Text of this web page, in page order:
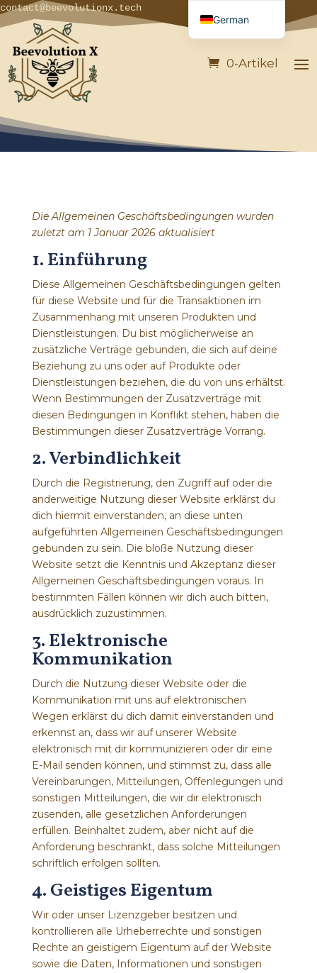
contact@beevolutionx.tech
0-Artikel
Die Allgemeinen Geschäftsbedingungen wurden
zuletzt am 1 Januar 2026 aktualisiert
1. Einführung
Diese Allgemeinen Geschäftsbedingungen gelten
für diese Website und für die Transaktionen im
Zusammenhang mit unseren Produkten und
Dienstleistungen. Du bist möglicherweise an
zusätzliche Verträge gebunden, die sich auf deine
Beziehung zu uns oder auf Produkte oder
Dienstleistungen beziehen, die du von uns erhältst.
Wenn Bestimmungen der Zusatzverträge mit
diesen Bedingungen in Konflikt stehen, haben die
Bestimmungen dieser Zusatzverträge Vorrang.
2. Verbindlichkeit
Durch die Registrierung, den Zugriff auf oder die
anderweitige Nutzung dieser Website erklärst du
dich hiermit einverstanden, an diese unten
aufgeführten Allgemeinen Geschäftsbedingungen
gebunden zu sein. Die bloße Nutzung dieser
Website setzt die Kenntnis und Akzeptanz dieser
Allgemeinen Geschäftsbedingungen voraus. In
bestimmten Fällen können wir dich auch bitten,
ausdrücklich zuzustimmen.
3. Elektronische
Kommunikation
Durch die Nutzung dieser Website oder die
Kommunikation mit uns auf elektronischen
Wegen erklärst du dich damit einverstanden und
erkennst an, dass wir auf unserer Website
elektronisch mit dir kommunizieren oder dir eine
E-Mail senden können, und stimmst zu, dass alle
Vereinbarungen, Mitteilungen, Offenlegungen und
sonstigen Mitteilungen, die wir dir elektronisch
zusenden, alle gesetzlichen Anforderungen
erfüllen. Beinhaltet zudem, aber nicht auf die
Anforderung beschränkt, dass solche Mitteilungen
schriftlich erfolgen sollten.
4. Geistiges Eigentum
Wir oder unser Lizenzgeber besitzen und
kontrollieren alle Urheberrechte und sonstigen
Rechte an geistigem Eigentum auf der Website
sowie die Daten, Informationen und sonstigen
German
French
English